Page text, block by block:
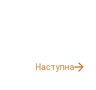
Наступна